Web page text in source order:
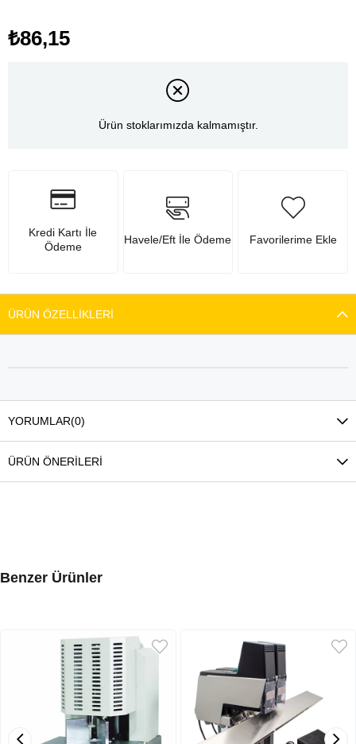
₺86,15
Ürün stoklarımızda kalmamıştır.
Kredi Kartı İle
Ödeme
Havele/Eft İle Ödeme Favorilerime Ekle
ÜRÜN ÖZELLIKLERI
YORUMLAR(0)
ÜRÜN ÖNERILERI
Benzer Ürünler